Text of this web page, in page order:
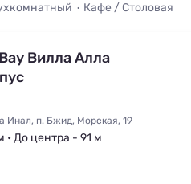
Кафе / Столовая
Вилла Алла
Инал, п. Бжид, Морская, 19
• До центра - 91 м